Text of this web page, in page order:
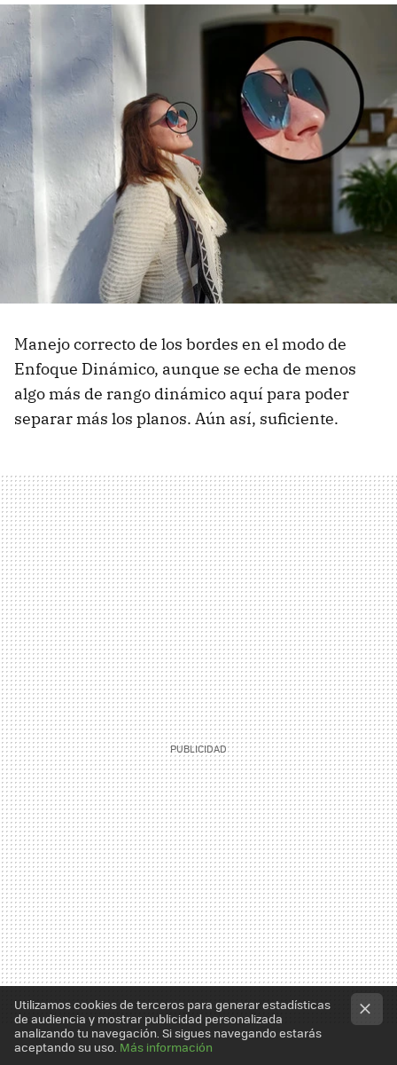
Manejo correcto de los bordes en el modo de
Enfoque Dinámico, aunque se echa de menos
algo más de rango dinámico aquí para poder
separar más los planos. Aún así, suficiente.
Utilizamos cookies de terceros para generar estadísticas
de audiencia y mostrar publicidad personalizada
analizando tu navegación. Si sigues navegando estarás
aceptando su uso. Más información